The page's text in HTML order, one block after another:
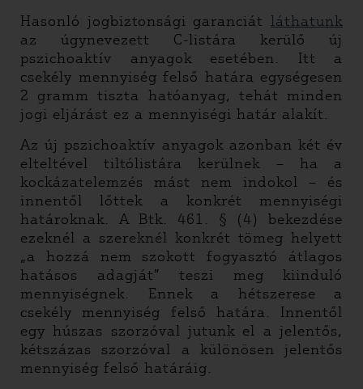
Hasonló jogbiztonsági garanciát láthatunk
az úgynevezett C-listára kerülő új
pszichoaktív anyagok esetében. Itt a
csekély mennyiség felső határa egységesen
2 gramm tiszta hatóanyag, tehát minden
jogi eljárást ez a mennyiségi határ alakít.
Az új pszichoaktív anyagok azonban két év
elteltével tiltólistára kerülnek – ha a
kockázatelemzés mást nem indokol – és
innentől lőttek a konkrét mennyiségi
határoknak. A Btk. 461. § (4) bekezdése
ezeknél a szereknél konkrét tömeg helyett
„a hozzá nem szokott fogyasztó átlagos
hatásos adagját” teszi meg kiinduló
mennyiségnek. Ennek a hétszerese a
csekély mennyiség felső határa. Innentől
egy húszas szorzóval jutunk el a jelentős,
kétszázas szorzóval a különösen jelentős
mennyiség felső határáig.